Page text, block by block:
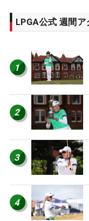
LPGA公式 週間
1
2
3
4